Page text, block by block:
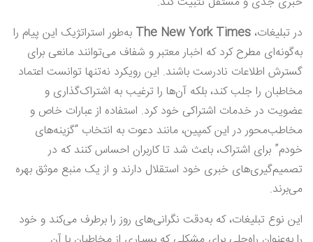
در تبلیغات، The New York Times به‌طور استراتژیک این پیام را
به‌گونه‌ای مطرح کرد که اخبار معتبر و شفاف می‌توانند مانعی برای
گسترش اطلاعات نادرست باشند. این رویکرد نه‌تنها توانست اعتماد
مخاطبان را جلب کند، بلکه آن‌ها را ترغیب به اشتراک‌گذاری و
عضویت در خدمات اشتراکی خود کرد. استفاده از عبارات خاص و
مخاطب‌محور در این کمپین، مانند دعوت به انتخاب “گزینه‌های
خودم” برای اشتراک، باعث شد تا کاربران احساس کنند که در
تصمیم‌گیری‌های خبری خود استقلال دارند و از یک منبع موثق بهره
می‌برند.
این نوع تبلیغات، که به‌دقت نگرانی‌های روز را برطرف می‌کند و خود